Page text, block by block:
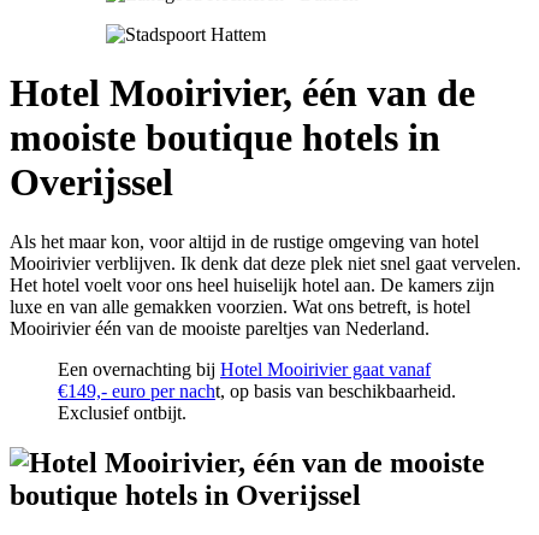
Hotel Mooirivier, één van de
mooiste boutique hotels in
Overijssel
Als het maar kon, voor altijd in de rustige omgeving van hotel
Mooirivier verblijven. Ik denk dat deze plek niet snel gaat vervelen.
Het hotel voelt voor ons heel huiselijk hotel aan. De kamers zijn
luxe en van alle gemakken voorzien. Wat ons betreft, is hotel
Mooirivier één van de mooiste pareltjes van Nederland.
Een overnachting bij Hotel Mooirivier gaat vanaf
€149,- euro per nacht, op basis van beschikbaarheid.
Exclusief ontbijt.